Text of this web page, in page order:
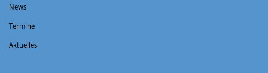
News
Termine
Aktuelles